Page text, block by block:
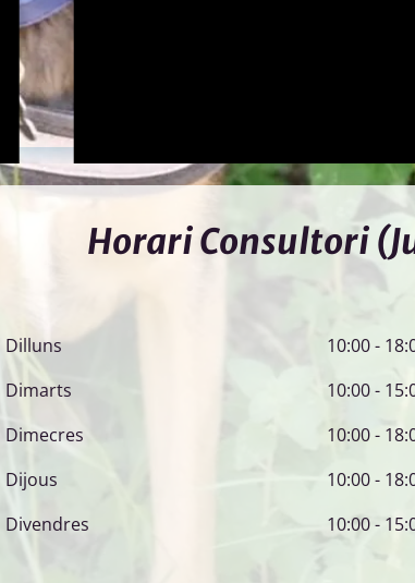
Horari Consultori
Dilluns
10:00 -
Dimarts
10:00 -
Dimecres
10:00 -
Dijous
10:00 -
Divendres
10:00 -